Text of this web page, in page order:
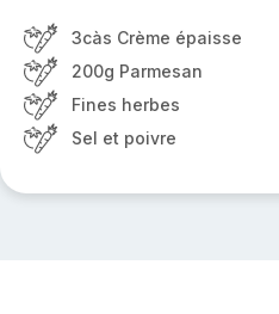
3càs Crème épaisse
200g Parmesan
Fines herbes
Sel et poivre